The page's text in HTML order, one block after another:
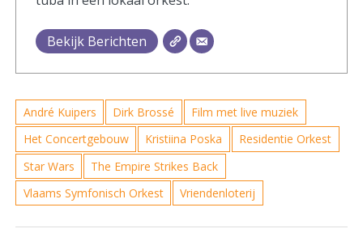
Bekijk Berichten
André Kuipers Dirk Brossé
Film met live muziek
Het Concertgebouw
Kristiina Poska
Residentie Orkest
Star Wars
The Empire Strikes Back
Vlaams Symfonisch Orkest
Vriendenloterij